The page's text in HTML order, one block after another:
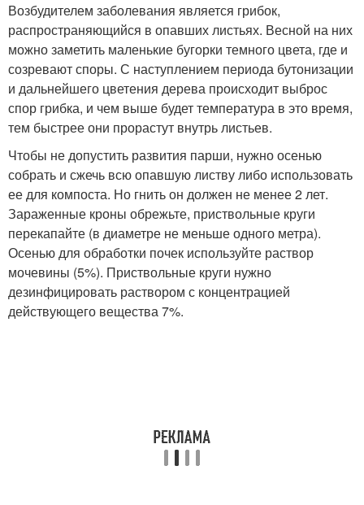
Возбудителем заболевания является грибок,
распространяющийся в опавших листьях. Весной на них
можно заметить маленькие бугорки темного цвета, где и
созревают споры. С наступлением периода бутонизации
и дальнейшего цветения дерева происходит выброс
спор грибка, и чем выше будет температура в это время,
тем быстрее они прорастут внутрь листьев.
Чтобы не допустить развития парши, нужно осенью
собрать и сжечь всю опавшую листву либо использовать
ее для компоста. Но гнить он должен не менее 2 лет.
Зараженные кроны обрежьте, приствольные круги
перекапайте (в диаметре не меньше одного метра).
Осенью для обработки почек используйте раствор
мочевины (5%). Приствольные круги нужно
дезинфицировать раствором с концентрацией
действующего вещества 7%.